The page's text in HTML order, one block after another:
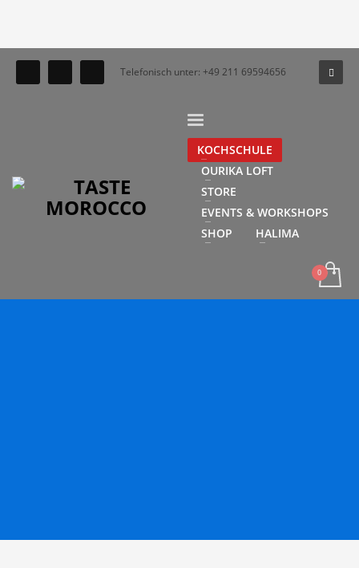
Telefonisch unter: +49 211 69594656
KOCHSCHULE
OURIKA LOFT
STORE
EVENTS & WORKSHOPS
SHOP
HALIMA